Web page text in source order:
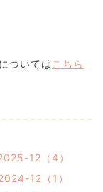
ついては こちら
12（4）
12（1）